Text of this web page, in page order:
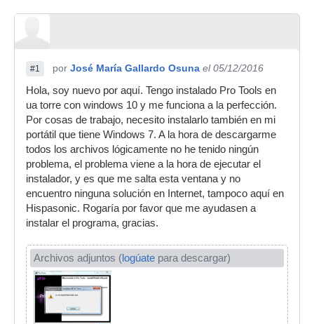
#1 por José María Gallardo Osuna el 05/12/2016
Hola, soy nuevo por aquí. Tengo instalado Pro Tools en
ua torre con windows 10 y me funciona a la perfección.
Por cosas de trabajo, necesito instalarlo también en mi
portátil que tiene Windows 7. A la hora de descargarme
todos los archivos lógicamente no he tenido ningún
problema, el problema viene a la hora de ejecutar el
instalador, y es que me salta esta ventana y no
encuentro ninguna solución en Internet, tampoco aquí en
Hispasonic. Rogaría por favor que me ayudasen a
instalar el programa, gracias.
Archivos adjuntos (logúate para descargar)